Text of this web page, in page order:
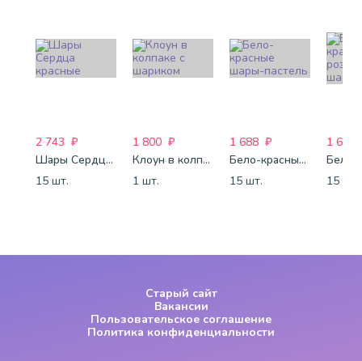
2 743 ₽
Шары Сердца красные
15 шт.
1 800 ₽
Клоун в колпаке с шариком
1 шт.
1 688 ₽
Бело-красные шары-пастель
15 шт.
1 688
15 шт.
Старый сайт
Вакансии
Пользовательское соглашение
Политика конфиденциальности